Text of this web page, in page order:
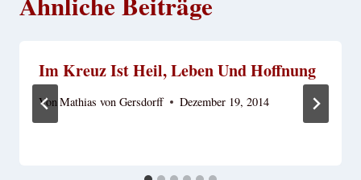
Im Kreuz Ist Heil, Leben Und Hoffnung
VonMathias von Gersdorff Dezember 19, 2014